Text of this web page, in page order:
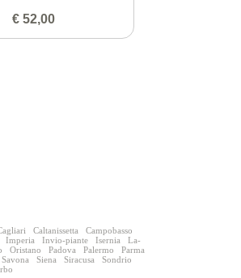
€ 52,00
Caltanissetta
Campobasso
Imperia Invio-piante Isernia
La-
Oristano Padova Palermo
Parma
Savona Siena Siracusa
Sondrio